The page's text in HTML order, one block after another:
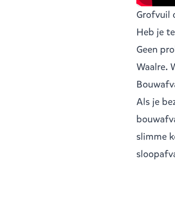
Grofvuil
Heb je
Geen
Waalre.
Als je
slimme